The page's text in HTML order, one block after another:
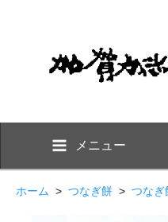
メニュー
ホーム > つなぎ餅 > つなぎ